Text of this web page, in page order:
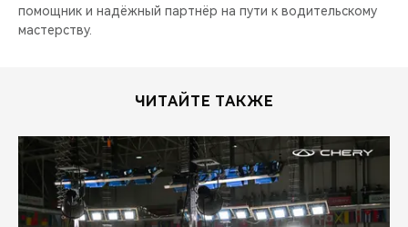
помощник и надёжный партнёр на пути к водительскому
мастерству.
ЧИТАЙТЕ ТАКЖЕ